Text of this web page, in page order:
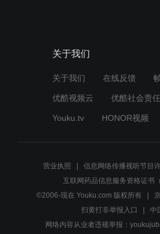
关于我们
关于我们 在线反馈
优酷视频云 优酷社会责
Youku.tv HONOR视频
营业执照 信息网络传播视听节目
互联网药品信息服务资格证书
©2006-现在 Youku.com 版权所有
扫黄打非举报入口
中
网络内容从业者违规举报：